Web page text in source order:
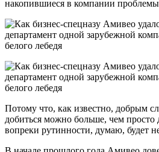
накопившиеся в компании
Потому что, как известно, добрым
добиться можно больше, чем
вопреки рутинности, думаю, будет